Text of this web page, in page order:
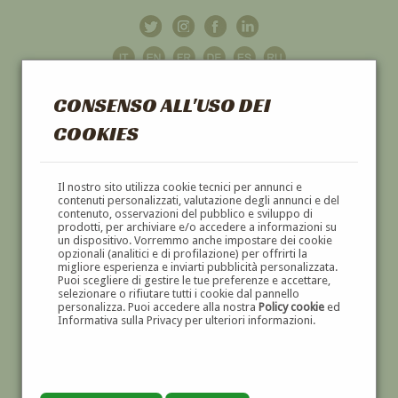
CONSENSO ALL'USO DEI
COOKIES
Il nostro sito utilizza cookie tecnici per annunci e
contenuti personalizzati, valutazione degli annunci e del
contenuto, osservazioni del pubblico e sviluppo di
prodotti, per archiviare e/o accedere a informazioni su
un dispositivo. Vorremmo anche impostare dei cookie
opzionali (analitici e di profilazione) per offrirti la
migliore esperienza e inviarti pubblicità personalizzata.
Puoi scegliere di gestire le tue preferenze e accettare,
selezionare o rifiutare tutti i cookie dal pannello
personalizza. Puoi accedere alla nostra Policy cookieed
Informativa sulla Privacy per ulteriori informazioni.
GALLERIAD'ARTE
DIPINTI E SCULTURE '800 E '900